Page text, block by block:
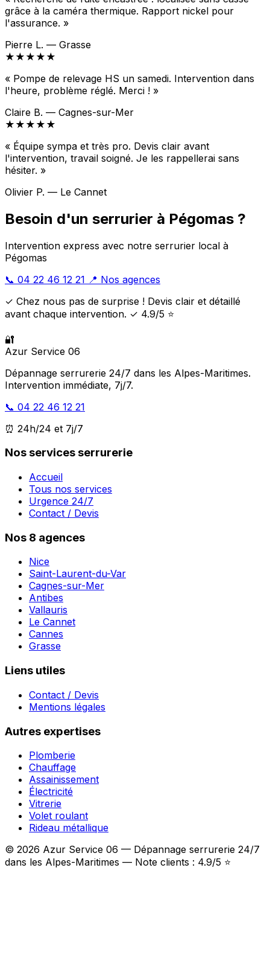
grâce à la caméra thermique. Rapport nickel pour
l'assurance. »
Pierre L. — Grasse
★★★★★
« Pompe de relevage HS un samedi. Intervention dans
l'heure, problème réglé. Merci ! »
Claire B. — Cagnes-sur-Mer
★★★★★
« Équipe sympa et très pro. Devis clair avant
l'intervention, travail soigné. Je les rappellerai sans
hésiter. »
Olivier P. — Le Cannet
Besoin d'un serrurier à Pégomas ?
Intervention express avec notre serrurier local à
Pégomas
📞 04 22 46 12 21 📍 Nos agences
✓ Chez nous pas de surprise ! Devis clair et détaillé
avant chaque intervention. ✓ 4.9/5 ⭐
🔐
Azur Service 06
Dépannage serrurerie 24/7 dans les Alpes-Maritimes.
Intervention immédiate, 7j/7.
📞 04 22 46 12 21
⏰ 24h/24 et 7j/7
Nos services serrurerie
Accueil
Tous nos services
Urgence 24/7
Contact / Devis
Nos 8 agences
Nice
Saint-Laurent-du-Var
Cagnes-sur-Mer
Antibes
Vallauris
Le Cannet
Cannes
Grasse
Liens utiles
Contact / Devis
Mentions légales
Autres expertises
Plomberie
Chauffage
Assainissement
Électricité
Vitrerie
Volet roulant
Rideau métallique
© 2026 Azur Service 06 — Dépannage serrurerie 24/7
dans les Alpes-Maritimes — Note clients : 4.9/5 ⭐